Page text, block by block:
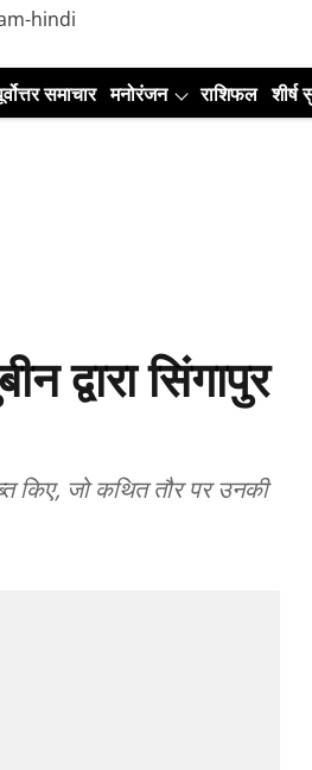
समाचार मनोरंजन राशिफल शीर्ष
द्वारा सिंगापुर
किए, जो कथित तौर पर उनकी